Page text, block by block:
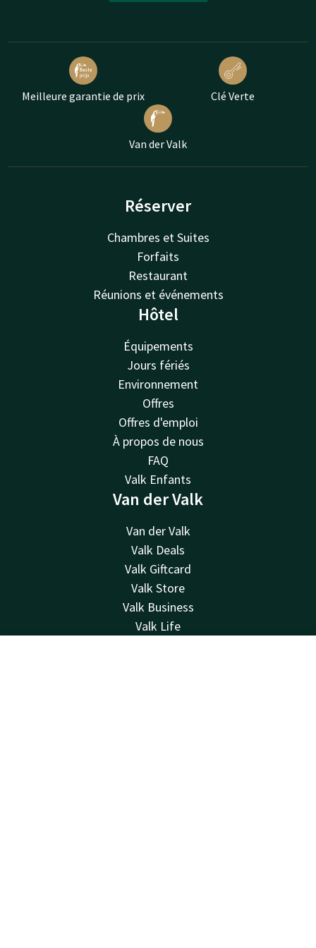
Meilleure garantie de prix Clé Verte
Van der Valk
Réserver
Chambres et Suites
Forfaits
Restaurant
Réunions et événements
Hôtel
Équipements
Jours fériés
Environnement
Offres
Offres d'emploi
À propos de nous
FAQ
Valk Enfants
Van der Valk
Van der Valk
Valk Deals
Valk Giftcard
Valk Store
Valk Business
Valk Life